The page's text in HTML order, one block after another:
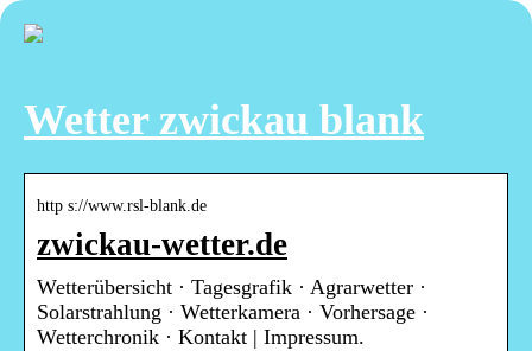
Wetter zwickau blank
http s://www.rsl-blank.de
zwickau-wetter.de
Wetterübersicht · Tagesgrafik · Agrarwetter ·
Solarstrahlung · Wetterkamera · Vorhersage ·
Wetterchronik · Kontakt | Impressum.